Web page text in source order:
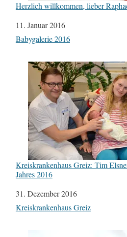
Herzlich willkommen, lieber
Datum
11. Januar 2016
In Bezug auf
Babygalerie 2016
Kreiskrankenhaus Greiz: Tim
Jahres 2016
Datum
31. Dezember 2016
In Bezug auf
Kreiskrankenhaus Greiz